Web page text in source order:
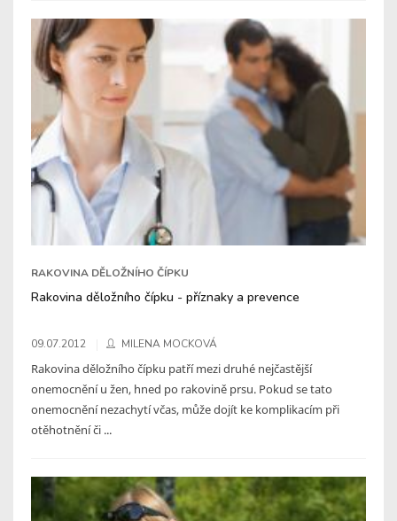
RAKOVINA DĚLOŽNÍHO ČÍPKU
Rakovina děložního čípku - příznaky a prevence
09.07.2012 MILENA MOCKOVÁ
Rakovina děložního čípku patří mezi druhé nejčastější
onemocnění u žen, hned po rakovině prsu. Pokud se tato
onemocnění nezachytí včas, může dojít ke komplikacím při
otěhotnění či ...